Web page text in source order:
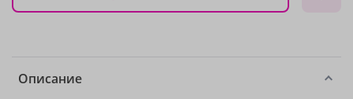
Описание